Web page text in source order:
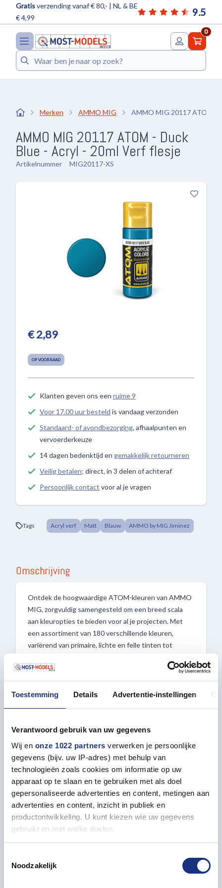
Toestemming Details Advertentie-instellingen
Verantwoord gebruik van uw gegevens
Wij en onze 1022 partners verwerken je persoonlijke
gegevens (bijv. uw IP-adres) met behulp van
technologieën zoals cookies om informatie op uw
apparaat op te slaan en te gebruiken met als doel
gepersonaliseerde advertenties en content, metingen aan
advertenties en content, inzicht in publiek en
productontwikkeling. U kunt kiezen wie uw gegevens
gebruikt en met welke doelen.
Informatie verzamelen over uw geografische locatie,
Noodzakelijk
9.5
Gratisverzending vanaf € 80,- | NL & BE
€ 4,99
0
Zoeken
Merken AMMO MIG AMMO MIG 20117 ATOM -
AMMO MIG 20117 ATOM - Duck
Blue - Acryl - 20ml Verf flesje
Artikelnummer MIG20117-XS
€ 2,89
OP VOORRAAD
Klanten geven ons een ruime 9
Voor 17.00 uur besteld is vandaag verzonden
Standaard- of avondbezorging, afhaalpunten en
vervoerderkeuze
14 dagen bedenktijd en gemakkelijk retourneren
Veilig betalen; direct, in 3 delen of achteraf
Persoonlijk contact voor al je vragen
Tags Acryl verf Matt Blauw AMMO by MIG Jiminez
Omschrijving
Ontdek de hoogwaardige ATOM-kleuren van AMMO
MIG, zorgvuldig samengesteld om een breed scala
aan kleuropties te bieden voor al je projecten. Met
een assortiment van 180 verschillende kleuren,
variërend van primaire, lichte en felle tinten tot
ATOM-serie ongeëvenaarde kwaliteit en diversiteit.
Deze verf kenmerkt zich door uitstekende
vloeieigenschappen en een indrukwekkende
efficiënt werken aan je projecten, of je nu met een
penseel of een airbrush werkt. Het handige flesje van
20 ml is voorzien van een praktische eenhandsdop,
waardoor je snel en gemakkelijk kunt doseren tijdens
het schilderen. Bovendien zijn deze verven niet giftig
en geurloos, waardoor ze ideaal zijn voor
modelbouwenthousiastelingen en hobbyisten.